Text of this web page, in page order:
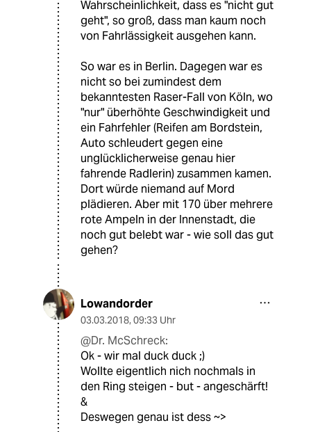
Wahrscheinlichkeit, dass es "nicht gut
geht", so groß, dass man kaum noch
von Fahrlässigkeit ausgehen kann.
So war es in Berlin. Dagegen war es
nicht so bei zumindest dem
bekanntesten Raser-Fall von Köln, wo
"nur" überhöhte Geschwindigkeit und
ein Fahrfehler (Reifen am Bordstein,
Auto schleudert gegen eine
unglücklicherweise genau hier
fahrende Radlerin) zusammen kamen.
Dort würde niemand auf Mord
plädieren. Aber mit 170 über mehrere
rote Ampeln in der Innenstadt, die
noch gut belebt war - wie soll das gut
gehen?
Lowandorder
03.03.2018, 09:33 Uhr
@Dr. McSchreck:
Ok - wir mal duck duck ;)
Wollte eigentlich nich nochmals in
den Ring steigen - but - angeschärft!
&
Deswegen genau ist dess ~>